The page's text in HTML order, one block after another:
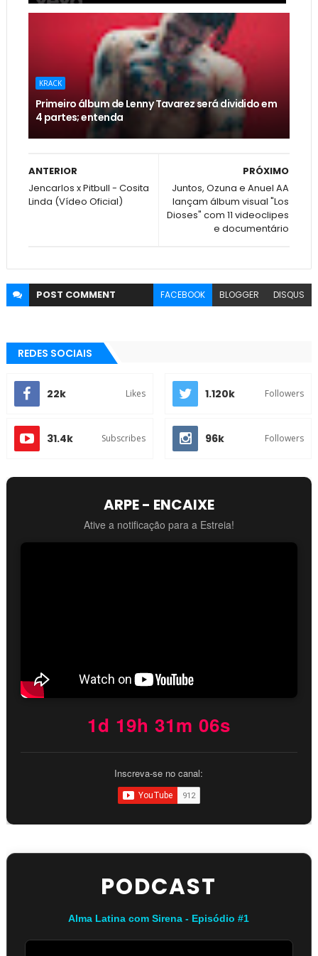
KRACK
Primeiro álbum de Lenny Tavarez será dividido em
4 partes; entenda
PRÓXIMO
Juntos, Ozuna e Anuel AA
lançam álbum visual "Los
Dioses" com 11 videoclipes
e documentário
ANTERIOR
Jencarlos x Pitbull - Cosita
Linda (Vídeo Oficial)
POST COMMENT FACEBOOK BLOGGER DISQUS
REDES SOCIAIS
22k Likes 1.120k Followers
31.4k Subscribes 96k Followers
ARPE - ENCAIXE
Ative a notificação para a Estreia!
1d 19h 31m 06s
Inscreva-se no canal:
PODCAST
Alma Latina com Sirena - Episódio #1